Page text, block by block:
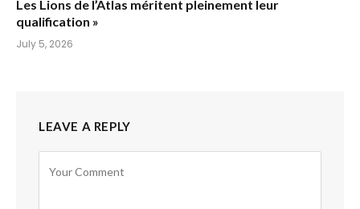
Les Lions de l’Atlas méritent pleinement leur
qualification »
July 5, 2026
LEAVE A REPLY